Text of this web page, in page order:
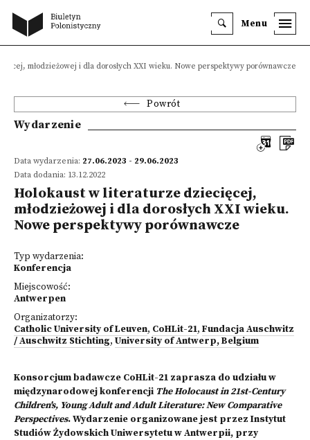
Menu
młodzieżowej i dla dorosłych XXI wieku. Nowe perspektywy porównawcze
Powrót
Wydarzenie
Data wydarzenia: 27.06.2023 - 29.06.2023
Data dodania: 13.12.2022
Holokaust w literaturze dziecięcej,
młodzieżowej i dla dorosłych XXI wieku.
Nowe perspektywy porównawcze
Typ wydarzenia:
Konferencja
Miejscowość:
Antwerpen
Organizatorzy:
Catholic University of Leuven, CoHLit-21, Fundacja Auschwitz
/ Auschwitz Stichting, University of Antwerp, Belgium
Konsorcjum badawcze CoHLit-21 zaprasza do udziału w
międzynarodowej konferencji The Holocaust in 21st-Century
Children's, Young Adult and Adult Literature: New Comparative
Perspectives. Wydarzenie organizowane jest przez Instytut
Studiów Żydowskich Uniwersytetu w Antwerpii, przy